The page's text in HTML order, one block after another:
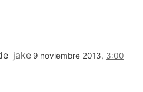
jake 9 noviembre 2013, 3:00